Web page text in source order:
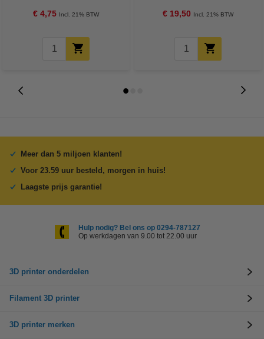
€ 4,75 Incl. 21% BTW € 19,50 Incl. 21% BTW
Meer dan 5 miljoen klanten!
Voor 23.59 uur besteld, morgen in huis!
Laagste prijs garantie!
Hulp nodig? Bel ons op 0294-787127
Op werkdagen van 9.00 tot 22.00 uur
3D printer onderdelen
Filament 3D printer
3D printer merken